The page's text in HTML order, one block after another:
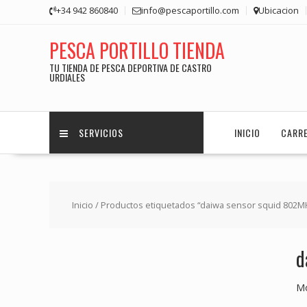
+34 942 860840 info@pescaportillo.com Ubicacion
PESCA PORTILLO TIENDA
TU TIENDA DE PESCA DEPORTIVA DE CASTRO
URDIALES
SERVICIOS INICIO
Inicio / Productos etiquetados “daiwa sensor squid